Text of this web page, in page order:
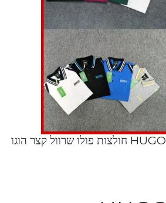
HUGO BOSS Polo Men חולצות פולו שרוול קצר הוגו